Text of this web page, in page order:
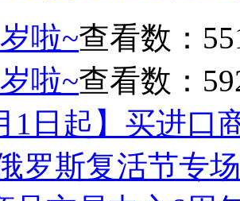
啦~查看数：
啦~查看数：
1日起】买进口
俄罗斯复活节专